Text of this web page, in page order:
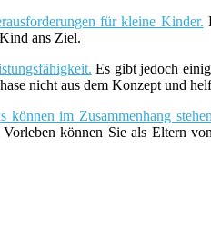
für kleine Kinder.
ans Ziel.
Es gibt jedoch
nicht aus dem Konzept und
im Zusammenhang
können Sie als Eltern